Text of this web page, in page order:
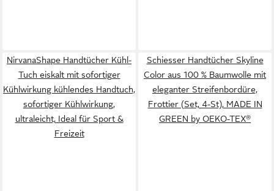
NirvanaShape Handtücher Kühl-
Tuch eiskalt mit sofortiger
Kühlwirkung kühlendes Handtuch,
sofortiger Kühlwirkung,
ultraleicht, Ideal für Sport &
Freizeit
Schiesser Handtücher Skyline
Color aus 100 % Baumwolle mit
eleganter Streifenbordüre,
Frottier (Set, 4-St), MADE IN
GREEN by OEKO-TEX®